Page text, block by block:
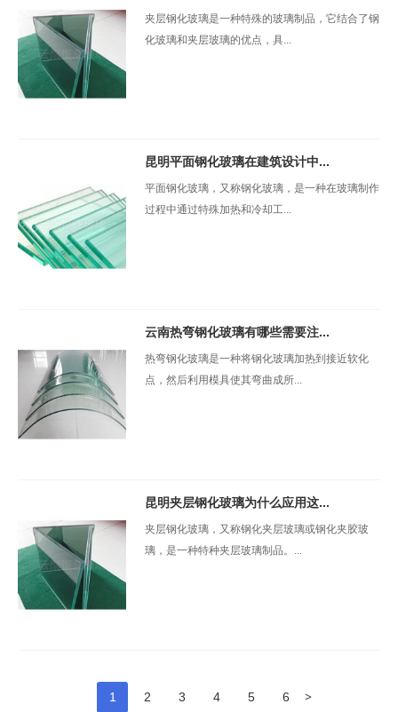
夹层钢化玻璃是一种特殊的玻璃制品，它结合了钢
化玻璃和夹层玻璃的优点，具...
昆明平面钢化玻璃在建筑设计中...
平面钢化玻璃，又称钢化玻璃，是一种在玻璃制作
过程中通过特殊加热和冷却工...
云南热弯钢化玻璃有哪些需要注...
热弯钢化玻璃是一种将钢化玻璃加热到接近软化
点，然后利用模具使其弯曲成所...
昆明夹层钢化玻璃为什么应用这...
夹层钢化玻璃，又称钢化夹层玻璃或钢化夹胶玻
璃，是一种特种夹层玻璃制品。...
1 2 3 4 5 6 >